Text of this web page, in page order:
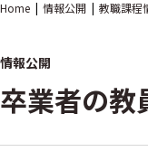
Home 情報公開 教職課程
情報公開
卒業者の教